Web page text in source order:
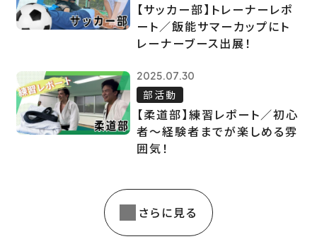
【サッカー部】トレーナーレポ
ート／飯能サマーカップにト
レーナーブース出展！
2025.07.30
部活動
【柔道部】練習レポート／初心
者～経験者までが楽しめる雰
囲気！
さらに見る